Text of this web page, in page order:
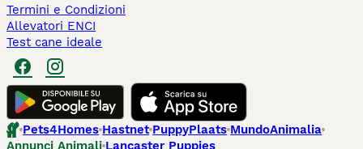
Termini e Condizioni
Allevatori ENCI
Test cane ideale
Pets4Homes Hastnet PuppyPlaats MundoAnimalia